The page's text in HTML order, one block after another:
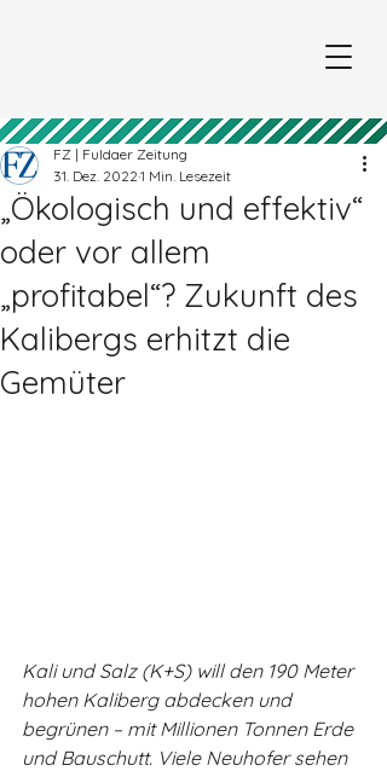
„Ökologisch und effektiv“
oder vor allem
„profitabel“? Zukunft des
Kalibergs erhitzt die
Gemüter
FZ | Fuldaer Zeitung
31. Dez. 2022 1 Min. Lesezeit
Kali und Salz (K+S) will den 190 Meter
hohen Kaliberg abdecken und
begrünen – mit Millionen Tonnen Erde
und Bauschutt. Viele Neuhofer sehen